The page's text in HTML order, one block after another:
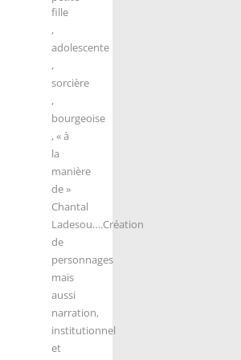
fille
,
adolescente
,
sorcière
,
bourgeoise
, « à
la
manière
de »
Chantal
Ladesou….Création
de
personnages
mais
aussi
narration,
institutionnel
et